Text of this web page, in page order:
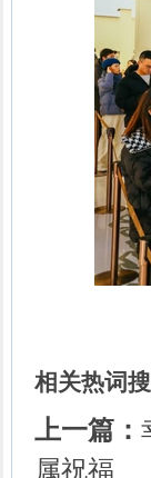
相关热词搜
上一篇：
属祝福